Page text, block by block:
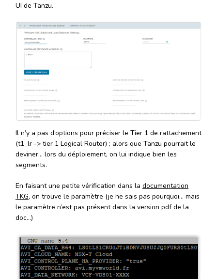
UI de Tanzu.
Il n’y a pas d’options pour préciser le Tier 1 de rattachement
(t1_lr -> tier 1 Logical Router) ; alors que Tanzu pourrait le
deviner… lors du déploiement, on lui indique bien les
segments.
En faisant une petite vérification dans la documentation
TKG, on trouve le paramètre (je ne sais pas pourquoi… mais
le paramètre n’est pas présentdans la version pdfde la
doc…)